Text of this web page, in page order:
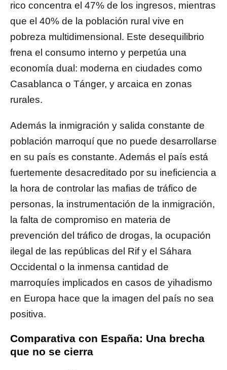
rico concentra el 47% de los ingresos, mientras
que el 40% de la población rural vive en
pobreza multidimensional. Este desequilibrio
frena el consumo interno y perpetúa una
economía dual: moderna en ciudades como
Casablanca o Tánger, y arcaica en zonas
rurales.
Además la inmigración y salida constante de
población marroquí que no puede desarrollarse
en su país es constante. Además el país está
fuertemente desacreditado por su ineficiencia a
la hora de controlar las mafias de tráfico de
personas, la instrumentación de la inmigración,
la falta de compromiso en materia de
prevención del tráfico de drogas, la ocupación
ilegal de las repúblicas del Rif y el Sáhara
Occidental o la inmensa cantidad de
marroquíes implicados en casos de yihadismo
en Europa hace que la imagen del país no sea
positiva.
Comparativa con España: Una brecha
que no se cierra